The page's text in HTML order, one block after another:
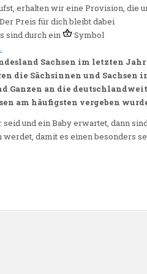
erhalten wir eine Provision, die
Preis für dich bleibt dabei
sind durch ein
Symbol
Sachsen im letzten
die Sächsinnen und
Ganzen an die
am häufigsten vergeben
und ein Baby erwartet, dann
damit es einen besonders